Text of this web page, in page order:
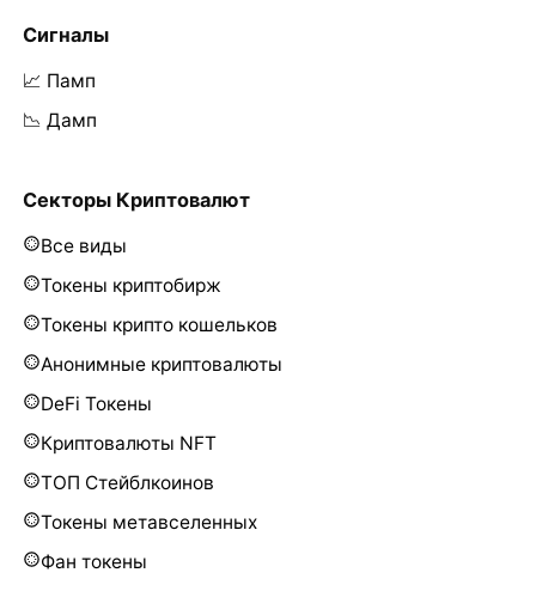
Сигналы
📈 Памп
📉 Дамп
Секторы Криптовалют
Все виды
Токены криптобирж
Токены крипто кошельков
Анонимные криптовалюты
DeFi Токены
Криптовалюты NFT
ТОП Стейблкоинов
Токены метавселенных
Фан токены